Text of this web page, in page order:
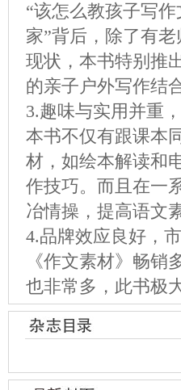
“该怎么教孩子写
家”背后，除了有
现状，本书特别推
的亲子户外写作结
3.趣味与实用并重
本书不仅有跟课本
材，如绘本解读和
作技巧。而且在一
冶情操，提高语文
4.品牌效应良好，
《作文素材》畅
也非常多，此书极